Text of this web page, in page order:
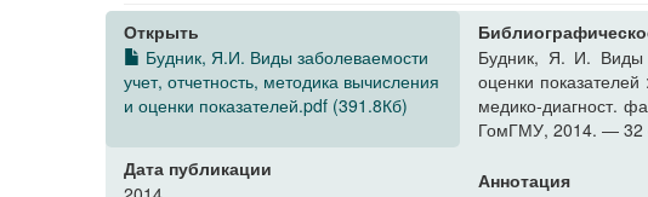
Открыть
Будник, Я.И. Виды заболеваемости
учет, отчетность, методика вычисления
и оценки показателей.pdf (391.8Кб)
Дата публикации
Будник, Я. И. Виды
оценки
медико-диагност.
ГомГМУ, 2014. ― 32
Аннотация